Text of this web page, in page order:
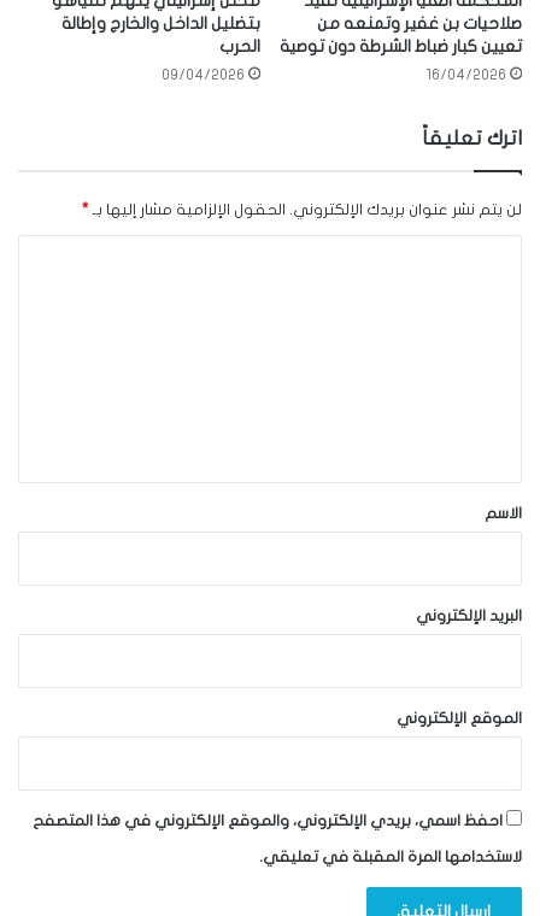
صلاحيات بن غفير وتمنعه من
تعيين كبار ضباط الشرطة دون توصية
16/04/2026
بتضليل الداخل والخارج وإطالة
الحرب
09/04/2026
اترك تعليقاً
لن يتم نشر عنوان بريدك الإلكتروني. الحقول الإلزامية مشار إليها بـ *
*الاسم
البريد الإلكتروني
الموقع الإلكتروني
احفظ اسمي، بريدي الإلكتروني، والموقع الإلكتروني في هذا المتصفح
لاستخدامها المرة المقبلة في تعليقي.